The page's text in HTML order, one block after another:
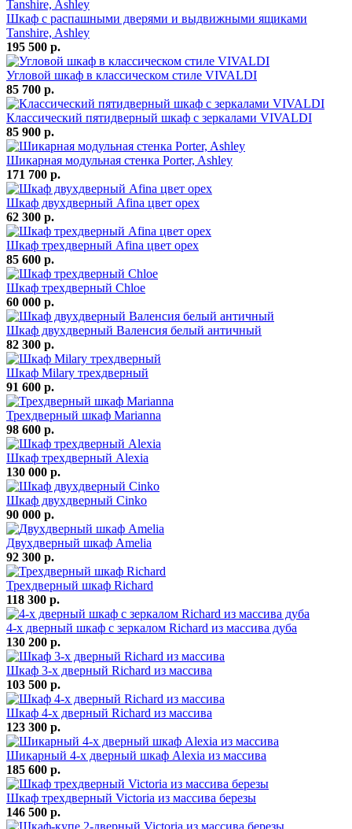
Шкаф с распашными дверями и выдвижными ящиками
Tanshire, Ashley
195 500 р.
Угловой шкаф в классическом стиле VIVALDI
85 700 р.
Классический пятидверный шкаф с зеркалами VIVALDI
85 900 р.
Шикарная модульная стенка Porter, Ashley
171 700 р.
Шкаф двухдверный Afina цвет орех
62 300 р.
Шкаф трехдверный Afina цвет орех
85 600 р.
Шкаф трехдверный Chloe
60 000 р.
Шкаф двухдверный Валенсия белый античный
82 300 р.
Шкаф Milary трехдверный
91 600 р.
Трехдверный шкаф Marianna
98 600 р.
Шкаф трехдверный Alexia
130 000 р.
Шкаф двухдверный Cinko
90 000 р.
Двухдверный шкаф Amelia
92 300 р.
Трехдверный шкаф Richard
118 300 р.
4-х дверный шкаф с зеркалом Richard из массива дуба
130 200 р.
Шкаф 3-х дверный Richard из массива
103 500 р.
Шкаф 4-х дверный Richard из массива
123 300 р.
Шикарный 4-х дверный шкаф Alexia из массива
185 600 р.
Шкаф трехдверный Victoria из массива березы
146 500 р.